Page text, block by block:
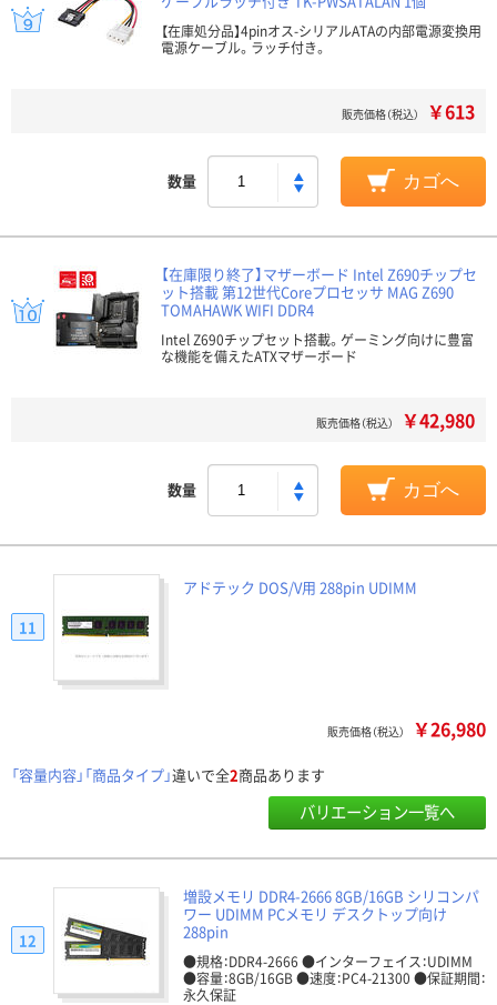
【在庫処分品】4pinオス-シリアルATAの内部電源変換用
電源ケーブル。ラッチ付き。
販売価格（税込） ￥613
数量 カゴへ
【在庫限り終了】マザーボード Intel Z690チップセ
ット搭載 第12世代Coreプロセッサ MAG Z690
TOMAHAWK WIFI DDR4
Intel Z690チップセット搭載。ゲーミング向けに豊富
な機能を備えたATXマザーボード
販売価格（税込） ￥42,980
数量 カゴへ
アドテック DOS/V用 288pin UDIMM
11
販売価格（税込） ￥26,980
「容量内容」「商品タイプ」違いで全2商品あります
バリエーション一覧へ
増設メモリ DDR4-2666 8GB/16GB シリコンパ
ワー UDIMM PCメモリ デスクトップ向け
288pin
●規格：DDR4-2666 ●インターフェイス：UDIMM
●容量：8GB/16GB ●速度：PC4-21300 ●保証期間：
永久保証
12